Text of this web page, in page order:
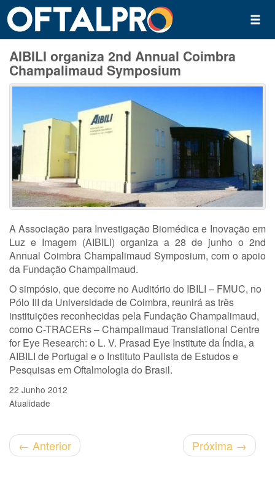
AIBILI organiza 2nd Annual Coimbra
Champalimaud Symposium
A Associação para Investigação Biomédica e Inovação em
Luz e Imagem (AIBILI) organiza a 28 de junho o 2nd
Annual Coimbra Champalimaud Symposium, com o apoio
da Fundação Champalimaud.
O simpósio, que decorre no Auditório do IBILI – FMUC, no
Pólo III da Universidade de Coimbra, reunirá as três
instituições reconhecidas pela Fundação Champalimaud,
como C-TRACERs – Champalimaud Translational Centre
for Eye Research: o L. V. Prasad Eye Institute da Índia, a
AIBILI de Portugal e o Instituto Paulista de Estudos e
Pesquisas em Oftalmologia do Brasil.
22 Junho 2012
Atualidade
← Anterior Próxima →